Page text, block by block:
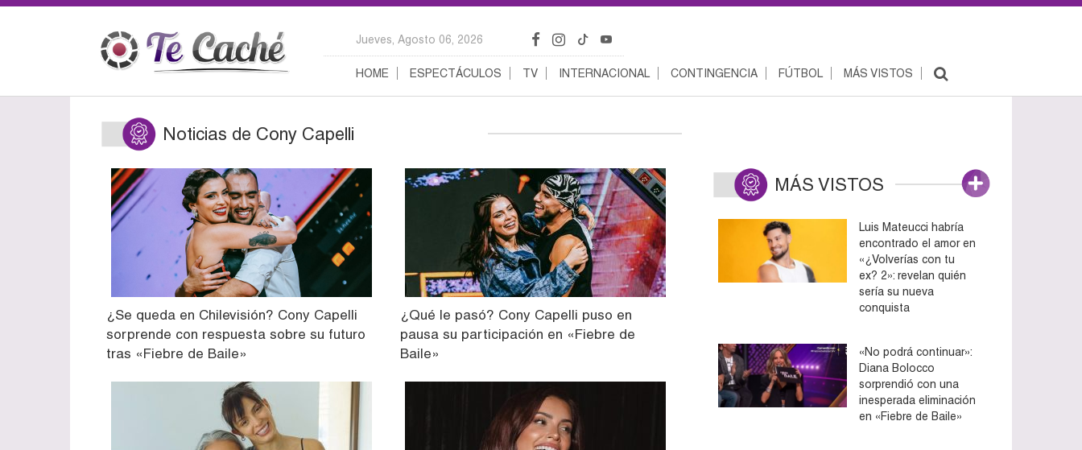
Jueves, Agosto 06, 2026
HOME ESPECTÁCULOS TV INTERNACIONAL CONTINGENCIA FÚTBOL MÁS VISTOS
Noticias de Cony Capelli
¿Se queda en Chilevisión? Cony Capelli
sorprende con respuesta sobre su futuro
tras «Fiebre de Baile»
¿Qué le pasó? Cony Capelli puso en
pausa su participación en «Fiebre de
Baile»
MÁS VISTOS
Luis Mateucci habría
encontrado el amor en
«¿Volverías con tu
ex? 2»: revelan quién
sería su nueva
conquista
«No podrá continuar»:
Diana Bolocco
sorprendió con una
inesperada eliminación
en «Fiebre de Baile»